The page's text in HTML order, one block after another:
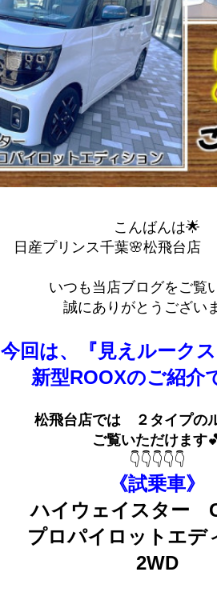
こんばんは🌟
日産プリンス千葉🌸松飛台店
いつも当店ブログをご覧
誠にありがとうござい
今回は、『見えルーク
新型ROOXのご紹介
松飛台店では ２タイプの
ご覧いただけます
👇👇👇👇👇
《試乗車》
ハイウェイスター
プロパイロットエデ
2WD